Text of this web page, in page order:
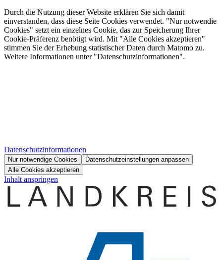
Durch die Nutzung dieser Website erklären Sie sich damit
einverstanden, dass diese Seite Cookies verwendet. "Nur notwendie
Cookies" setzt ein einzelnes Cookie, das zur Speicherung Ihrer
Cookie-Präferenz benötigt wird. Mit "Alle Cookies akzeptieren"
stimmen Sie der Erhebung statistischer Daten durch Matomo zu.
Weitere Informationen unter "Datenschutzinformationen".
Datenschutzinformationen
Nur notwendige Cookies
Datenschutzeinstellungen anpassen
Alle Cookies akzeptieren
Inhalt anspringen